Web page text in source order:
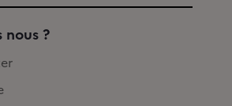
nous ?